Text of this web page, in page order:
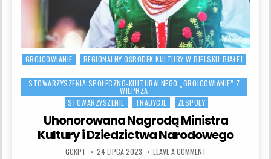
Posted in
GROJCOWIANIE REGIONALNY OŚRODEK KULTURY W BIELSKU-BIAŁEJ
STOWARZYSZENIA SPOŁECZNO-KULTURALNEGO „GROJCOWIANIE” Z
WIEPRZA
STOWARZYSZENIE
TRADYCJE ZESPOŁY
Uhonorowana Nagrodą Ministra
Kultury i Dziedzictwa Narodowego
AUTHOR:
GCKPT PUBLISHED DATE:
24 LIPCA 2023 LEAVE A COMMENTON UHONOROWANA